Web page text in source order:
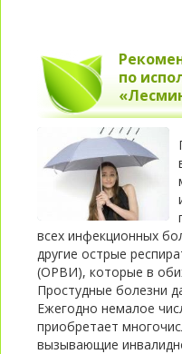
по
всех инфекционных
другие острые
(ОРВИ), которые в
Простудные болезни
Ежегодно немалое
приобретает
вызывающие